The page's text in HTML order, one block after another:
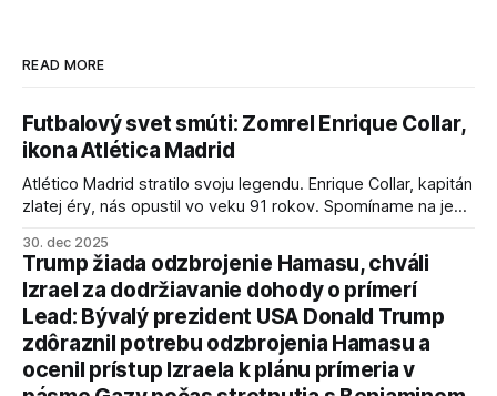
READ MORE
Futbalový svet smúti: Zomrel Enrique Collar,
ikona Atlética Madrid
Atlético Madrid stratilo svoju legendu. Enrique Collar, kapitán
zlatej éry, nás opustil vo veku 91 rokov. Spomíname na jeho
30. dec 2025
Trump žiada odzbrojenie Hamasu, chváli
Izrael za dodržiavanie dohody o prímerí
Lead: Bývalý prezident USA Donald Trump
zdôraznil potrebu odzbrojenia Hamasu a
ocenil prístup Izraela k plánu prímeria v